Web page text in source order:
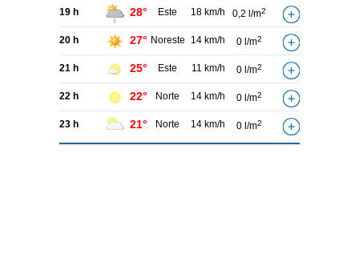
19 h 28° Este 18 km/h 0,2 l/m2
20 h 27° Noreste 14 km/h 0 l/m2
21 h 25° Este 11 km/h 0 l/m2
22 h 22° Norte 14 km/h 0 l/m2
23 h 21° Norte 14 km/h 0 l/m2